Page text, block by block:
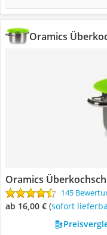
Oramics
Oramics
145
ab 16,00 € ( Sofort